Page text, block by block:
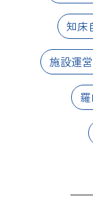
知床
施設運営